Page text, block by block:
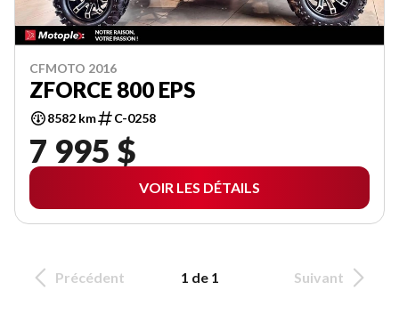
CFMOTO 2016
ZFORCE 800 EPS
8582 km C-0258
7 995 $
VOIR LES DÉTAILS
Précédent 1 de 1 Suivant